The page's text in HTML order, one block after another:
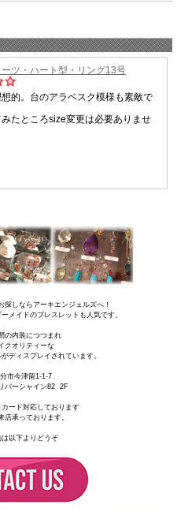
探しならアーキエンジェルズへ！
メイドのブレスレットも人気です。
の内装につつまれ
クオリティーな
ディスプレイされています。
市今津留1-1-7
バーシャイン82 2F
ード対応しております
承っております。
は以下よりどうぞ